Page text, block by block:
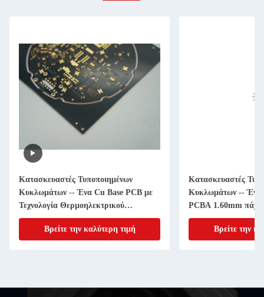
Κατασκευαστές Τυποποιημένων
Κυκλωμάτων -- Ένα Cu Base PCB με
Τεχνολογία Θερμοηλεκτρικού
Διαχωρισμού
Βρείτε την καλύτερη τιμή
Κατασκευαστές
Κυκλωμάτων -- Ένα
PCBA 1.60mm
μόλυβδο HASL
Βρείτε την